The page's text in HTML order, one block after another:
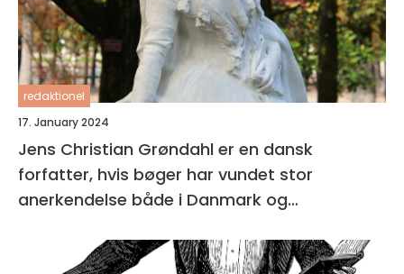
redaktionel
17. January 2024
Jens Christian Grøndahl er en dansk
forfatter, hvis bøger har vundet stor
anerkendelse både i Danmark og